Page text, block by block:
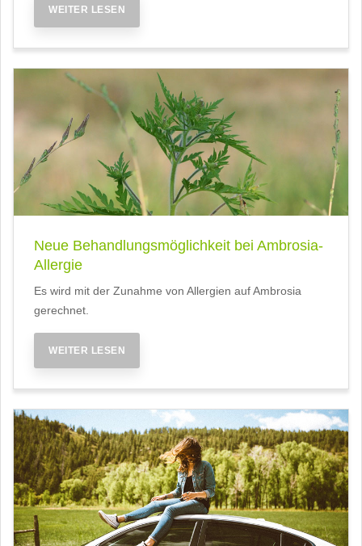
WEITER LESEN
Neue Behandlungsmöglichkeit bei Ambrosia-
Allergie
Es wird mit der Zunahme von Allergien auf Ambrosia
gerechnet.
WEITER LESEN